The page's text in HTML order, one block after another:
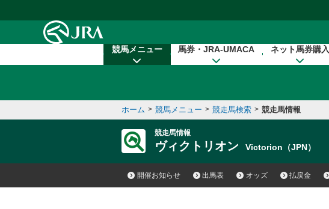
競馬メニュー 馬券・JRA-UMACA ネット馬券購入
ホーム > 競馬メニュー > 競走馬検索 > 競走馬情報
競走馬情報
ヴィクトリオン Victorion（JPN）
開催お知らせ 出馬表 オッズ 払戻金